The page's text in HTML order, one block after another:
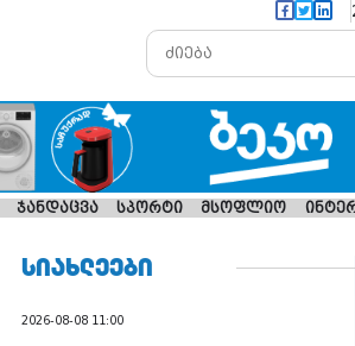
ჯანდაცვა სპორტი მსოფლიო
ᲡᲘᲐᲮᲚᲔᲔᲑᲘ
2026-08-08 11:00